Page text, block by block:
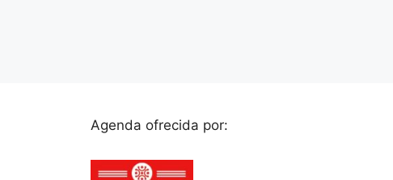
Agenda ofrecida por: